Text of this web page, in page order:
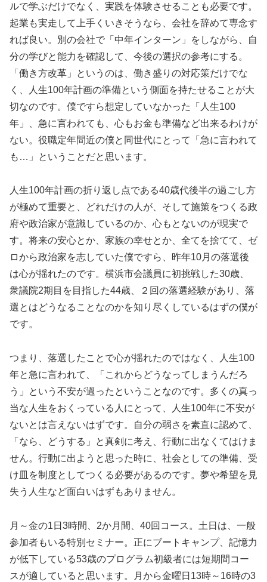
ルで学ぶだけでなく、実践を体験させることも必要です。
起業も実走して上手くいきそうなら、会社を辞めて専念す
れば良い。別の会社で「中年インターン」をしながら、自
分の学びと能力を確認して、今後の選択の参考にする。
「働き方改革」というのは、働き盛りの対応策だけでな
く、人生100年計画の準備という側面を持たせることが大
切なのです。僕ですら想定していなかった「人生100
年」、急に言われても、心もお金も準備など出来るわけが
ない。役職定年間近の僕と同世代にとって「急に言われて
も…」ということだと思います。
人生100年計画の折り返し点である40歳代後半の過ごし方
が極めて重要と、どれだけの人が、そして施策をつくる政
府や政治家が意識しているのか、心もとないのが現実で
す。将来の安心とか、家族の幸せとか、全てを捨てて、ゼ
ロから政治家を志していた僕ですら、昨年10月の落選後
は心が揺れたのです。横浜市会議員に初挑戦した30歳、
衆議院2期目を目指した44歳、２回の落選経験があり、落
選とはどうなることなのかを知り尽くしているはずの僕が
です。
つまり、落選したことで心が揺れたのではなく、人生100
年と急に言われて、「これからどうなってしまうんだろ
う」という不安が過ったということなのです。多くの真っ
当な人生をおくっている人にとって、人生100年に不安が
ないとは言えないはずです。自分の弱さを素直に認めて、
「なら、どうする」と真剣に考え、行動に出なくてはけま
せん。行動に出ようと思った時に、社会としての準備、受
け皿を制度としてつくる必要があるのです。夢や希望を見
失う人生など面白いはずもありません。
月～金の1日3時間、2か月間、40回コース。土日は、一般
参加者もいる特別セミナー。正にブートキャンプ、記憶力
が低下している53歳のプログラム初級者には短期間コー
スが適していると思います。月から金曜日13時～16時の3